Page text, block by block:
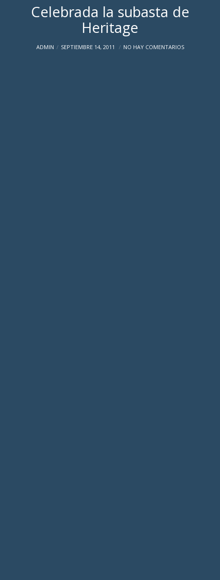
Celebrada la subasta de
Heritage
ADMIN SEPTIEMBRE 14, 2011 NO HAY COMENTARIOS